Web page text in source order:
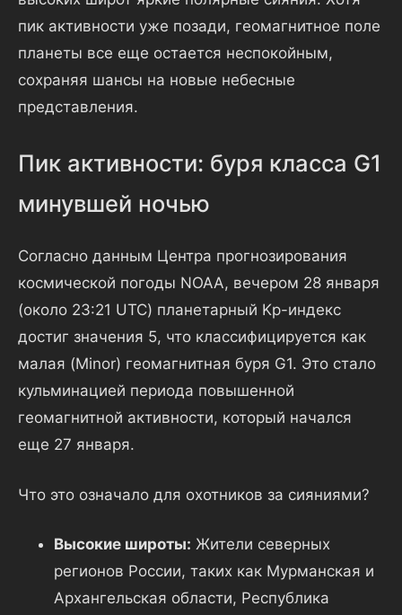
пик активности уже позади, геомагнитное поле
планеты все еще остается неспокойным,
сохраняя шансы на новые небесные
представления.
Пик активности: буря класса G1
минувшей ночью
Согласно данным Центра прогнозирования
космической погоды NOAA, вечером 28 января
(около 23:21 UTC) планетарный Kp-индекс
достиг значения 5, что классифицируется как
малая (Minor) геомагнитная буря G1. Это стало
кульминацией периода повышенной
геомагнитной активности, который начался
еще 27 января.
Что это означало для охотников за сияниями?
Высокие широты: Жители северных
регионов России, таких как Мурманская и
Архангельская области, Республика